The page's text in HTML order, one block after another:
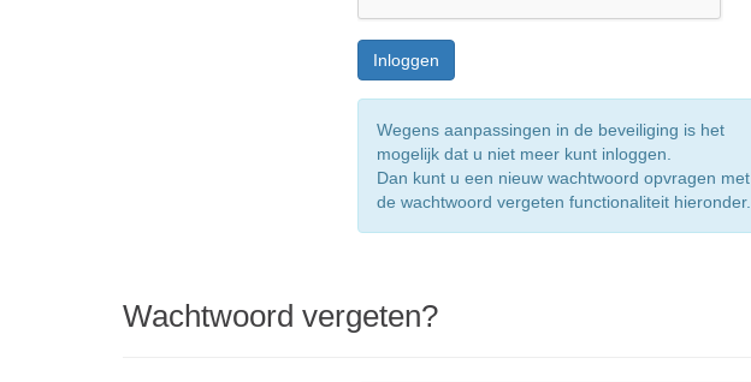
Wegens aanpassingen in de beveiliging is het
mogelijk dat u niet meer kunt inloggen.
Dan kunt u een nieuw wachtwoord opvragen met
de wachtwoord vergeten functionaliteit hieronder.
Wachtwoord vergeten?